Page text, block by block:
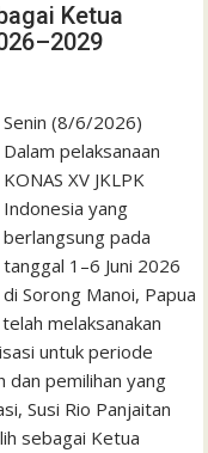
Ketua
Senin (8/6/2026)
Dalam pelaksanaan
KONAS XV JKLPK
Indonesia yang
berlangsung pada
tanggal 1–6 Juni 2026
di Sorong Manoi, Papua
melaksanakan
untuk periode
dan pemilihan yang
Susi Rio Panjaitan
sebagai Ketua